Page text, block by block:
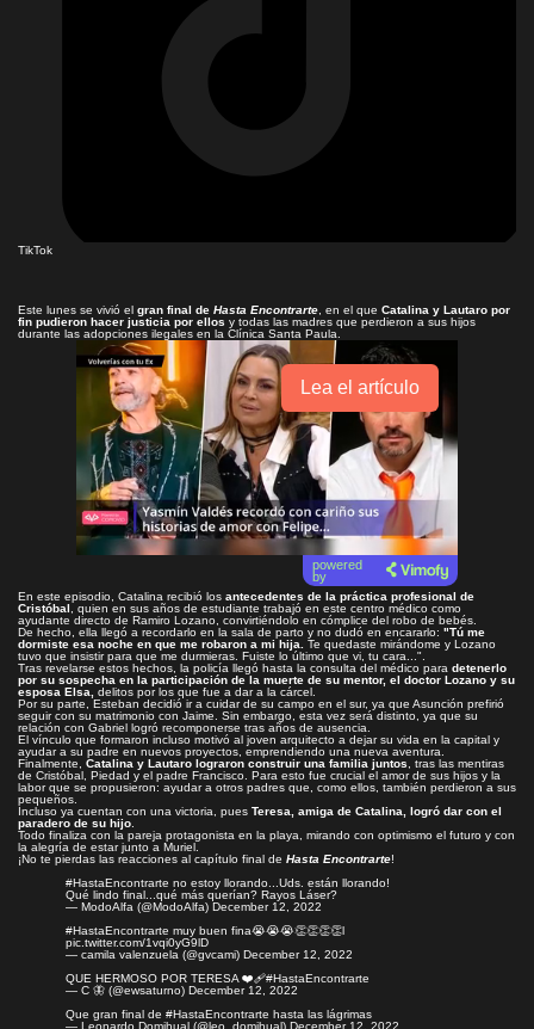
TikTok
Este lunes se vivió el gran final de Hasta Encontrarte , en el que Catalina y Lautaro por
fin pudieron hacer justicia por ellos y todas las madres que perdieron a sus hijos
durante las adopciones ilegales en la Clínica Santa Paula.
Lea el artículo
powered
by
En este episodio, Catalina recibió los antecedentes de la práctica profesional de
Cristóbal , quien en sus años de estudiante trabajó en este centro médico como
ayudante directo de Ramiro Lozano, convirtiéndolo en cómplice del robo de bebés.
De hecho, ella llegó a recordarlo en la sala de parto y no dudó en encararlo: "Tú me
dormiste esa noche en que me robaron a mi hija.
Te quedaste mirándome y Lozano
tuvo que insistir para que me durmieras. Fuiste lo último que vi, tu cara...".
Tras revelarse estos hechos, la policía llegó hasta la consulta del médico para detenerlo
por su sospecha en la participación de la muerte de su mentor, el doctor Lozano y su
esposa Elsa,
delitos por los que fue a dar a la cárcel.
Por su parte, Esteban decidió ir a cuidar de su campo en el sur, ya que Asunción prefirió
seguir con su matrimonio con Jaime. Sin embargo, esta vez será distinto, ya que su
relación con Gabriel logró recomponerse tras años de ausencia.
El vínculo que formaron incluso motivó al joven arquitecto a dejar su vida en la capital y
ayudar a su padre en nuevos proyectos, emprendiendo una nueva aventura.
Finalmente,
Catalina y Lautaro lograron construir una familia juntos , tras las mentiras
de Cristóbal, Piedad y el padre Francisco. Para esto fue crucial el amor de sus hijos y la
labor que se propusieron: ayudar a otros padres que, como ellos, también perdieron a sus
pequeños.
Incluso ya cuentan con una victoria, pues Teresa, amiga de Catalina, logró dar con el
paradero de su hijo
Todo finaliza con la pareja protagonista en la playa, mirando con optimismo el futuro y con
la alegría de estar junto a Muriel.
¡No te pierdas las reacciones al capítulo final de Hasta Encontrarte!
#HastaEncontrarte no estoy llorando...Uds. están llorando!
Qué lindo final...qué más querían? Rayos Láser?
— ModoAlfa (@ModoAlfa) December 12, 2022
#HastaEncontrarte muy buen fina😭😭😭👏👏👏👏l
pic.twitter.com/1vqi0yG9lD
— camila valenzuela (@gvcami) December 12, 2022
QUE HERMOSO POR TERESA ❤️‍🩹#HastaEncontrarte
— C 🦋 (@ewsaturno) December 12, 2022
Que gran final de #HastaEncontrarte hasta las lágrimas
— Leonardo Domihual (@leo_domihual) December 12, 2022